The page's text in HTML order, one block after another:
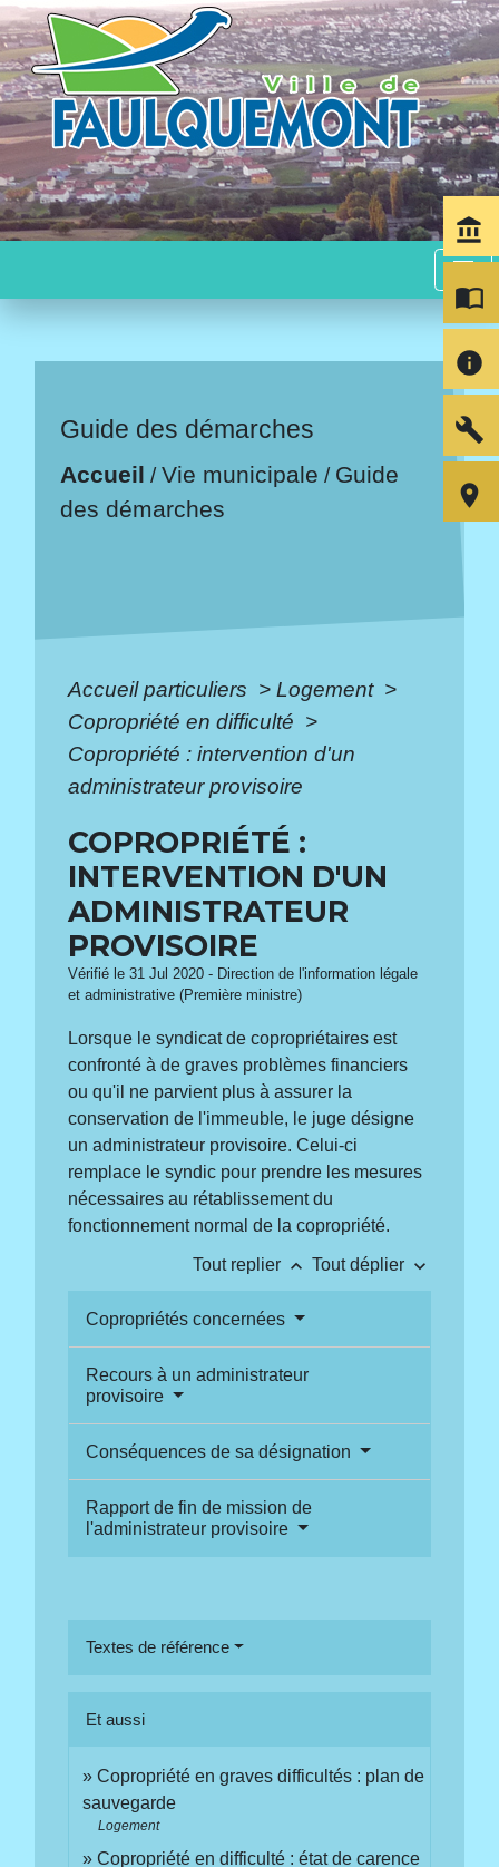
menu
Guide des démarches
Accueil /Vie municipale / Guide
des démarches
Accueil particuliers > Logement >
Copropriété en difficulté >
Copropriété : intervention d'un
administrateur provisoire
COPROPRIÉTÉ :
INTERVENTION D'UN
ADMINISTRATEUR
PROVISOIRE
Vérifié le 31 Jul 2020 - Direction de l'information légale
et administrative (Première ministre)
Lorsque le syndicat de copropriétaires est
confronté à de graves problèmes financiers
ou qu'il ne parvient plus à assurer la
conservation de l'immeuble, le juge désigne
un administrateur provisoire. Celui-ci
remplace le syndic pour prendre les mesures
nécessaires au rétablissement du
fonctionnement normal de la copropriété.
Tout replier keyboard_arrow_up Tout déplier keyboard_arrow_down
Copropriétés concernées
Recours à un administrateur
provisoire
Conséquences de sa désignation
Rapport de fin de mission de
l'administrateur provisoire
Textes de référence
Et aussi
Copropriété en graves difficultés : plan de
sauvegarde
Logement
Copropriété en difficulté : état de carence
account_balance
import_contacts
info
build
room